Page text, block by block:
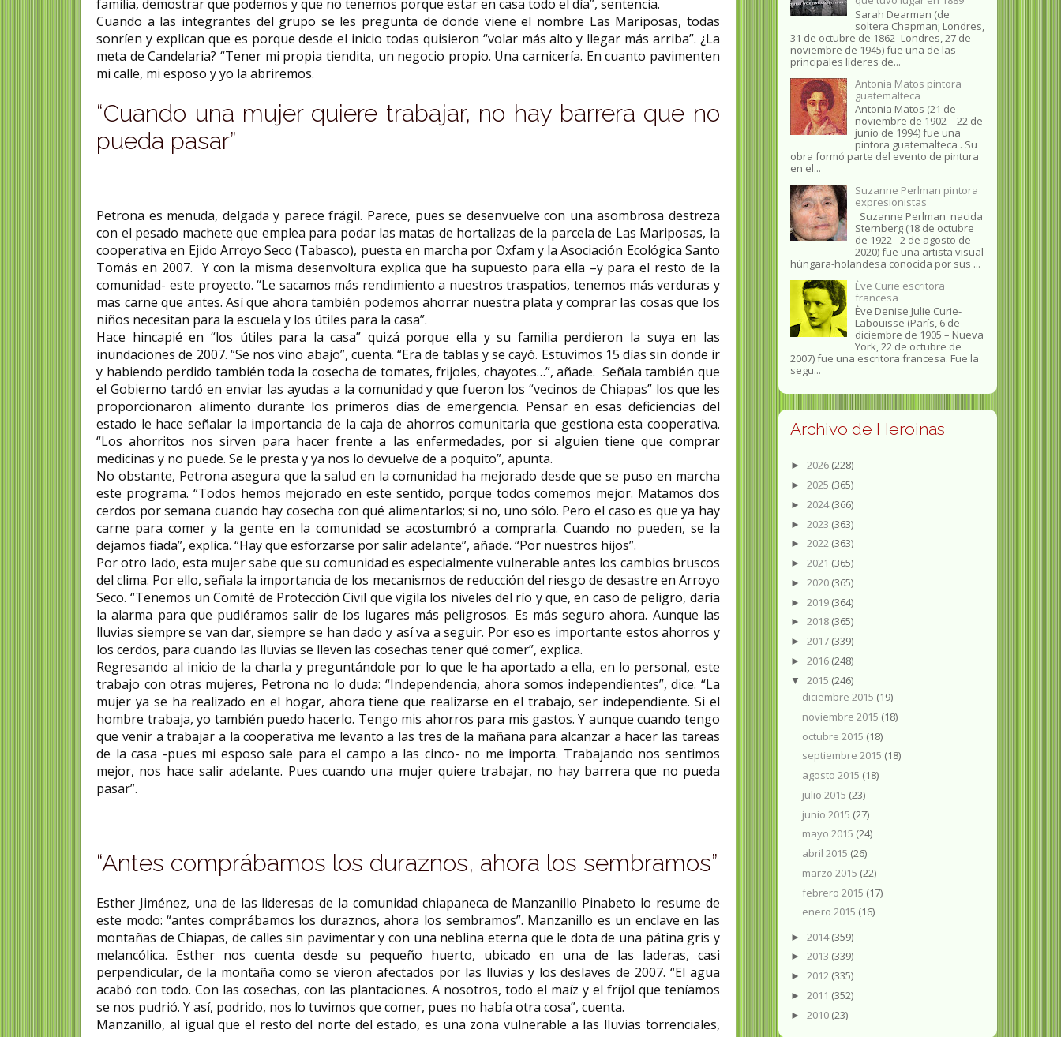
familia, demostrar que podemos y que no tenemos porque estar en casa todo el día”, sentencia.
Cuando a las integrantes del grupo se les pregunta de donde viene el nombre Las Mariposas, todas
sonríen y explican que es porque desde el inicio todas quisieron “volar más alto y llegar más arriba”. ¿La
meta de Candelaria? “Tener mi propia tiendita, un negocio propio. Una carnicería. En cuanto pavimenten
mi calle, mi esposo y yo la abriremos.
“Cuando una mujer quiere trabajar, no hay barrera que no
pueda pasar”
Petrona es menuda, delgada y parece frágil. Parece, pues se desenvuelve con una asombrosa destreza
con el pesado machete que emplea para podar las matas de hortalizas de la parcela de Las Mariposas, la
cooperativa en Ejido Arroyo Seco (Tabasco), puesta en marcha por Oxfam y la Asociación Ecológica Santo
Tomás en 2007. Y con la misma desenvoltura explica que ha supuesto para ella –y para el resto de la
comunidad- este proyecto. “Le sacamos más rendimiento a nuestros traspatios, tenemos más verduras y
mas carne que antes. Así que ahora también podemos ahorrar nuestra plata y comprar las cosas que los
niños necesitan para la escuela y los útiles para la casa”.
Hace hincapié en “los útiles para la casa” quizá porque ella y su familia perdieron la suya en las
inundaciones de 2007. “Se nos vino abajo”, cuenta. “Era de tablas y se cayó. Estuvimos 15 días sin donde ir
y habiendo perdido también toda la cosecha de tomates, frijoles, chayotes…”, añade. Señala también que
el Gobierno tardó en enviar las ayudas a la comunidad y que fueron los “vecinos de Chiapas” los que les
proporcionaron alimento durante los primeros días de emergencia. Pensar en esas deficiencias del
estado le hace señalar la importancia de la caja de ahorros comunitaria que gestiona esta cooperativa.
“Los ahorritos nos sirven para hacer frente a las enfermedades, por si alguien tiene que comprar
medicinas y no puede. Se le presta y ya nos lo devuelve de a poquito”, apunta.
No obstante, Petrona asegura que la salud en la comunidad ha mejorado desde que se puso en marcha
este programa. “Todos hemos mejorado en este sentido, porque todos comemos mejor. Matamos dos
cerdos por semana cuando hay cosecha con qué alimentarlos; si no, uno sólo. Pero el caso es que ya hay
carne para comer y la gente en la comunidad se acostumbró a comprarla. Cuando no pueden, se la
dejamos fiada”, explica. “Hay que esforzarse por salir adelante”, añade. “Por nuestros hijos”.
Por otro lado, esta mujer sabe que su comunidad es especialmente vulnerable antes los cambios bruscos
del clima. Por ello, señala la importancia de los mecanismos de reducción del riesgo de desastre en Arroyo
Seco. “Tenemos un Comité de Protección Civil que vigila los niveles del río y que, en caso de peligro, daría
la alarma para que pudiéramos salir de los lugares más peligrosos. Es más seguro ahora. Aunque las
lluvias siempre se van dar, siempre se han dado y así va a seguir. Por eso es importante estos ahorros y
los cerdos, para cuando las lluvias se lleven las cosechas tener qué comer”, explica.
Regresando al inicio de la charla y preguntándole por lo que le ha aportado a ella, en lo personal, este
trabajo con otras mujeres, Petrona no lo duda: “Independencia, ahora somos independientes”, dice. “La
mujer ya se ha realizado en el hogar, ahora tiene que realizarse en el trabajo, ser independiente. Si el
hombre trabaja, yo también puedo hacerlo. Tengo mis ahorros para mis gastos. Y aunque cuando tengo
que venir a trabajar a la cooperativa me levanto a las tres de la mañana para alcanzar a hacer las tareas
de la casa -pues mi esposo sale para el campo a las cinco- no me importa. Trabajando nos sentimos
mejor, nos hace salir adelante. Pues cuando una mujer quiere trabajar, no hay barrera que no pueda
pasar”.
“Antes comprábamos los duraznos, ahora los sembramos”
Esther Jiménez, una de las lideresas de la comunidad chiapaneca de Manzanillo Pinabeto lo resume de
este modo: “antes comprábamos los duraznos, ahora los sembramos”. Manzanillo es un enclave en las
montañas de Chiapas, de calles sin pavimentar y con una neblina eterna que le dota de una pátina gris y
melancólica. Esther nos cuenta desde su pequeño huerto, ubicado en una de las laderas, casi
perpendicular, de la montaña como se vieron afectados por las lluvias y los deslaves de 2007. “El agua
acabó con todo. Con las cosechas, con las plantaciones. A nosotros, todo el maíz y el fríjol que teníamos
se nos pudrió. Y así, podrido, nos lo tuvimos que comer, pues no había otra cosa”, cuenta.
Manzanillo, al igual que el resto del norte del estado, es una zona vulnerable a las lluvias torrenciales,
Sarah Dearman (de
soltera Chapman; Londres,
31 de octubre de 1862​- Londres, 27 de
noviembre de 1945)​ fue una de las
principales líderes de...
Antonia Matos pintora
guatemalteca
Antonia Matos (21 de
noviembre de 1902 – 22 de
junio de 1994) fue una
pintora guatemalteca . Su
obra formó parte del evento de pintura
en el...
Suzanne Perlman pintora
expresionistas
Suzanne Perlman nacida
Sternberg (18 de octubre
de 1922 - 2 de agosto de
2020) fue una artista visual
húngara-holandesa conocida por sus ...
Ève Curie escritora
francesa
Ève Denise Julie Curie-
Labouisse (París, 6 de
diciembre de 1905 – Nueva
York, 22 de octubre de
2007) fue una escritora francesa. Fue la
segu...
Archivo de Heroinas
► 2026 (228)
► 2025 (365)
► 2024(366)
► 2023 (363)
► 2022 (363)
► 2021 (365)
► 2020 (365)
► 2019 (364)
► 2018 (365)
► 2017 (339)
► 2016 (248)
▼ 2015 (246)
diciembre 2015 (19)
noviembre 2015 (18)
octubre 2015 (18)
septiembre 2015 (18)
agosto 2015 (18)
julio 2015 (23)
junio 2015 (27)
mayo 2015 (24)
abril 2015 (26)
marzo 2015 (22)
febrero 2015 (17)
enero 2015 (16)
► 2014(359)
► 2013 (339)
► 2012 (335)
► 2011 (352)
► 2010 (23)